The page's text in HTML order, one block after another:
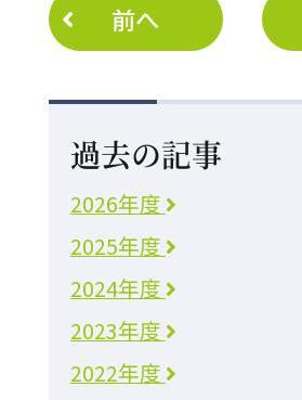
前へ
過去の記事
2026年度
2025年度
2024年度
2023年度
2022年度